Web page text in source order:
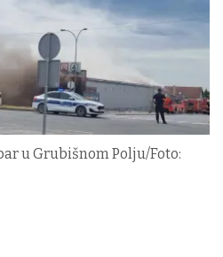
u Grubišnom Polju/Foto: